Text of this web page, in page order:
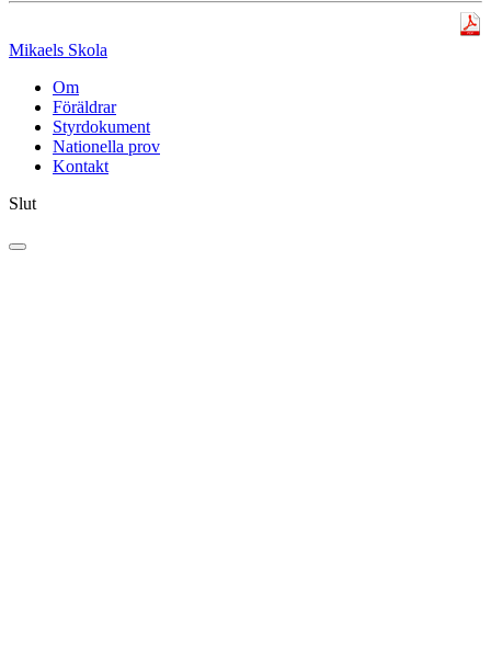
Mikaels Skola
Om
Föräldrar
Styrdokument
Nationella prov
Kontakt
Slut